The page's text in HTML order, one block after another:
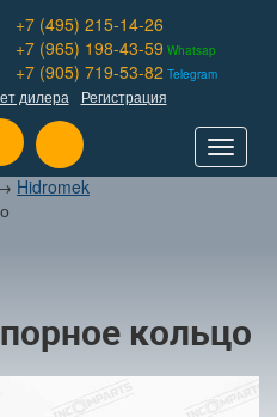
+7 (495) 215-14-26
+7 (965) 198-43-59 Whatsap
+7 (905) 719-53-82 Telegram
дилера Регистрация
Toggle
Hidromek
кольцо